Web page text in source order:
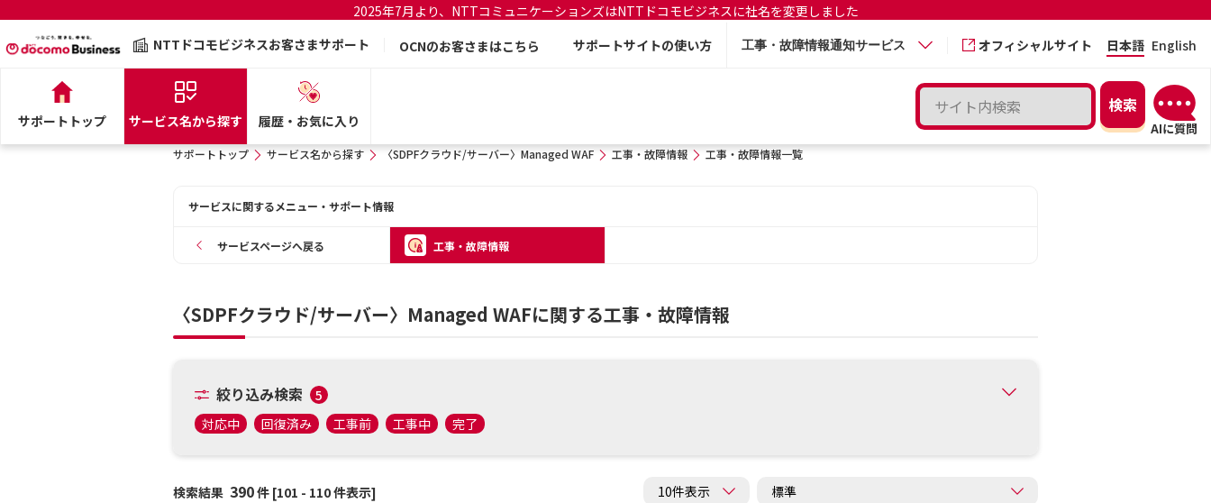
2025年7月より、NTTコミュニケーションズはNTTドコモビジネスに社名を変更しました
NTTドコモビジネスお客さまサポート
OCNのお客さまはこちら サポートサイトの使い方 工事・故障情報通知サービス オフィシャルサイト 日本語 English
サポートトップ サービス名から探す 履歴・お気に入り
サポートトップ サービス名から探す 〈SDPFクラウド/サーバー〉Managed WAF 工事・故障情報 工事・故障情報一覧
サービスに関するメニュー・サポート情報
サービスページへ戻る 工事・故障情報
〈SDPFクラウド/サーバー〉Managed WAFに関する工事・故障情報
絞り込み検索
5
対応中
回復済み 工事前 工事中 完了
検索結果 390件 [101 - 110 件表示]